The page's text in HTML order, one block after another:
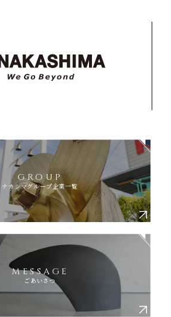
GROUP
ナカシマグループ企業一覧
MESSAGE
ごあいさつ